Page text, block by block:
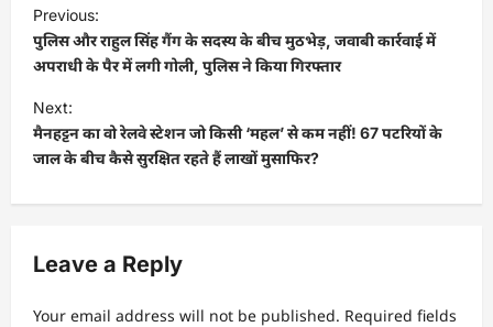
Previous:
पुलिस और राहुल सिंह गैंग के सदस्य के बीच मुठभेड़, जवाबी कार्रवाई में
अपराधी के पैर में लगी गोली, पुलिस ने किया गिरफ्तार
Next:
मैनहट्टन का वो रेलवे स्टेशन जो किसी ‘महल’ से कम नहीं! 67 पटरियों के
जाल के बीच कैसे सुरक्षित रहते हैं लाखों मुसाफिर?
Leave a Reply
Your email address will not be published. Required fields